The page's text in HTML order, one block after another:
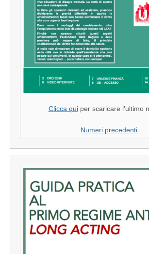
Clicca quiper scaricare l'ultimo
Numeri precedenti